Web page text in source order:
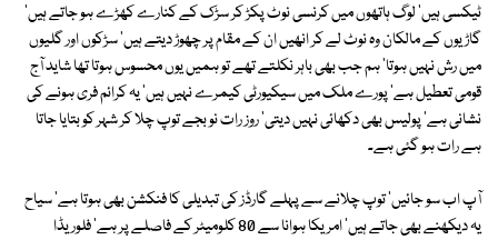
ٹیکسی ہیں' لوگ ہاتھوں میں کرنسی نوٹ پکڑ کر سڑک کے کنارے کھڑے ہو جاتے ہیں'
گاڑیوں کے مالکان وہ نوٹ لے کر انھیں ان کے مقام پر چھوڑ دیتے ہیں' سڑکوں اور گلیوں
میں رش نہیں ہوتا' ہم جب بھی باہر نکلتے تھے تو ہمیں یوں محسوس ہوتا تھا شاید آج
قومی تعطیل ہے' پورے ملک میں سیکیورٹی کیمرے نہیں ہیں' یہ کرائم فری ہونے کی
نشانی ہے' پولیس بھی دکھائی نہیں دیتی' روز رات نو بجے توپ چلا کر شہر کو بتایا جاتا
ہے رات ہو گئی ہے۔
آپ اب سو جائیں' توپ چلانے سے پہلے گارڈز کی تبدیلی کا فنکشن بھی ہوتا ہے' سیاح
یہ دیکھنے بھی جاتے ہیں' امریکا ہوانا سے 80 کلومیٹر کے فاصلے پر ہے' فلوریڈا